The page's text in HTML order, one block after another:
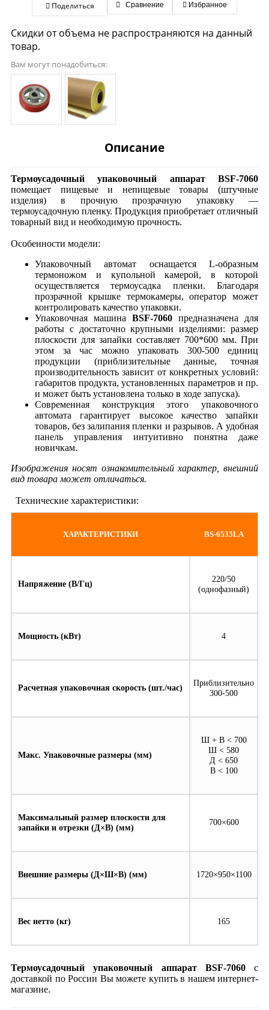
Поделиться Сравнение Избранное
Скидки от объема не распространяются на данный
товар.
Вам могут понадобиться:
Описание
Термоусадочный упаковочный аппарат BSF-7060
помещает пищевые и непищевые товары (штучные
изделия) в прочную прозрачную упаковку —
термоусадочную пленку. Продукция приобретает отличный
товарный вид и необходимую прочность.
Особенности модели:
Упаковочный автомат оснащается L-образным
термоножом и купольной камерой, в которой
осуществляется термоусадка пленки. Благодаря
прозрачной крышке термокамеры, оператор может
контролировать качество упаковки.
Упаковочная машина BSF-7060 предназначена для
работы с достаточно крупными изделиями: размер
плоскости для запайки составляет 700*600 мм. При
этом за час можно упаковать 300-500 единиц
продукции (приблизительные данные, точная
производительность зависит от конкретных условий:
габаритов продукта, установленных параметров и пр.
и может быть установлена только в ходе запуска).
Современная конструкция этого упаковочного
автомата гарантирует высокое качество запайки
товаров, без залипания пленки и разрывов. А удобная
панель управления интуитивно понятна даже
новичкам.
Изображения носят ознакомительный характер, внешний
вид товара может отличаться.
Технические характеристики:
ХАРАКТЕРИСТИКИ BS-6535LA
Напряжение (В/Гц)
220/50
(однофазный)
Мощность (кВт) 4
Расчетная упаковочная скорость (шт./час)
Приблизительно
300-500
Макс. Упаковочные размеры (мм)
Ш + В < 700
Ш < 580
Д < 650
В < 100
Максимальный размер плоскости для
запайки и отрезки (Д×В) (мм)
700×600
Внешние размеры (Д×Ш×В) (мм) 1720×950×1100
Вес нетто (кг) 165
Термоусадочный упаковочный аппарат BSF-7060 с
доставкой по России Вы можете купить в нашем интернет-
магазине.